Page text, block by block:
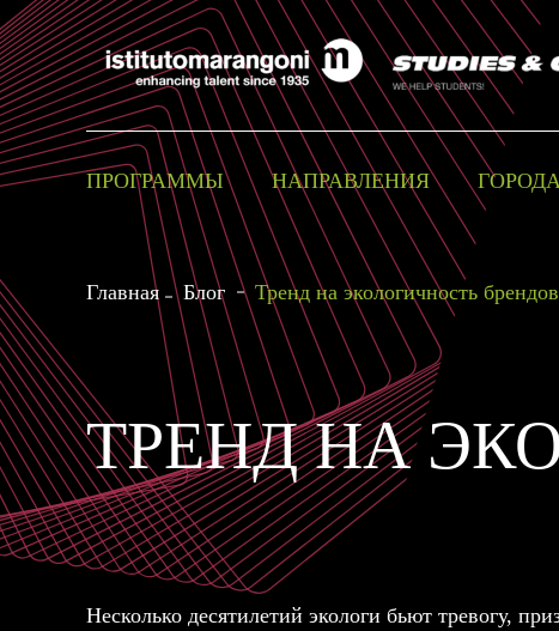
ПРОГРАММЫ НАПРАВЛЕНИЯ
Главная Блог Тренд на экологичность брендов
ТРЕНД НА
Несколько десятилетий экологи бьют тревогу,